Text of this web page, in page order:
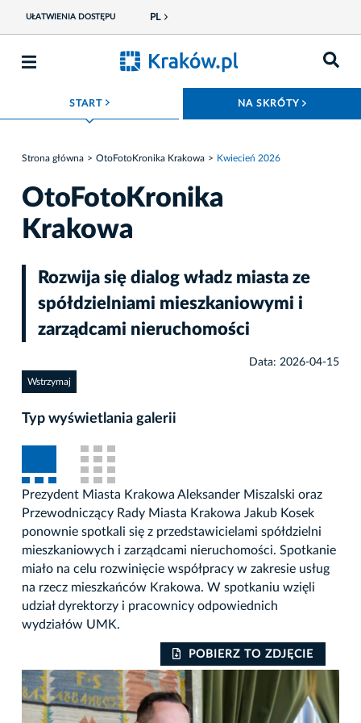
UŁATWIENIA DOSTĘPU PL
START ROZWIŃ MENU NA SKRÓTY
Strona główna OtoFotoKronika Krakowa Kwiecień 2026
OtoFotoKronika
Krakowa
Rozwija się dialog władz miasta ze
spółdzielniami mieszkaniowymi i
zarządcami nieruchomości
Data: 2026-04-15
Wstrzymaj
Typ wyświetlania galerii
Prezydent Miasta Krakowa Aleksander Miszalski oraz
Przewodniczący Rady Miasta Krakowa Jakub Kosek
ponownie spotkali się z przedstawicielami spółdzielni
mieszkaniowych i zarządcami nieruchomości. Spotkanie
miało na celu rozwinięcie współpracy w zakresie usług
na rzecz mieszkańców Krakowa. W spotkaniu wzięli
udział dyrektorzy i pracownicy odpowiednich
wydziałów UMK.
POBIERZ TO ZDJĘCIE